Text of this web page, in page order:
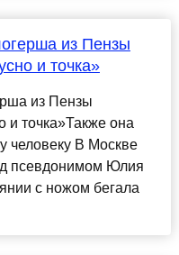
из Пензы
и точка»
из Пензы
и точка»Также она
человеку В Москве
псевдонимом Юлия
с ножом бегала